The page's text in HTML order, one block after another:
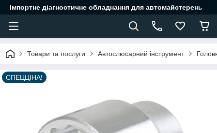
Імпортне діагностичне обладнання для автомайстерень
Товари та послуги Автослюсарний інструмент
СПЕЦЦІНА!